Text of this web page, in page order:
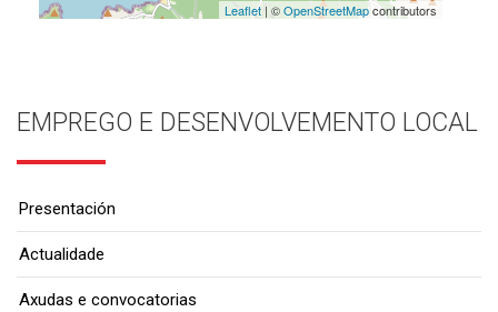
Leaflet| ©OpenStreetMapcontributors
EMPREGO E DESENVOLVEMENTO LOCAL
Presentación
Actualidade
Axudas e convocatorias